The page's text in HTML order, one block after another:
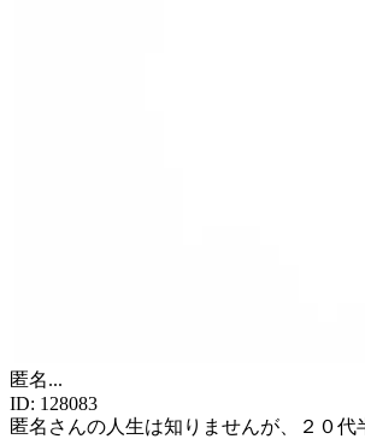
匿名...
ID: 128083
匿名さんの人生は知りませんが、２０代